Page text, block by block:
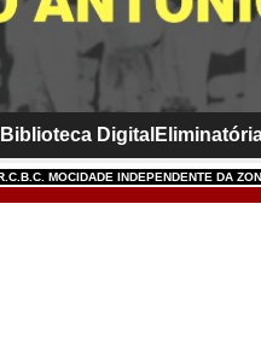
Biblioteca Digital
MOCIDADE INDEPENDENTE DA